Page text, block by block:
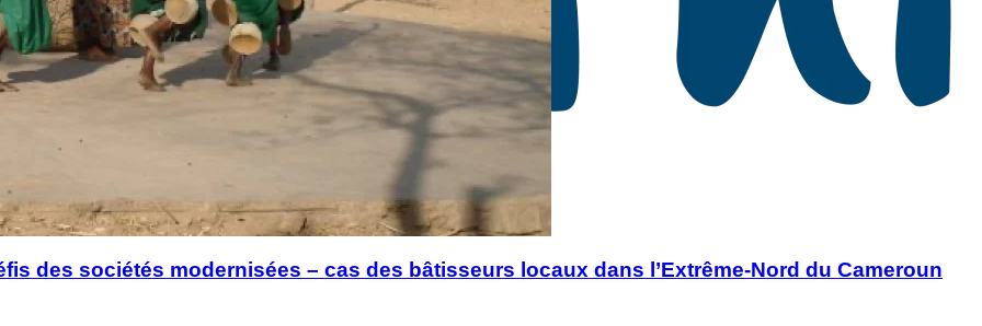
des sociétés modernisées – cas des bâtisseurs locaux dans l’Extrême-Nord du Cameroun